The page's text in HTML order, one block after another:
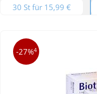
30 St für 15,99 €
-27%4